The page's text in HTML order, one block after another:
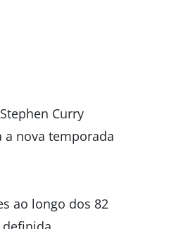
Curry
nova temporada
ao longo dos 82